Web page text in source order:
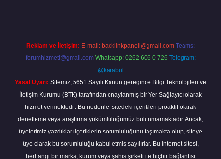
Reklam ve İletişim: E-mail: backlinkpaneli@gmail.com Teams:
forumhizmeti@gmail.com Whatsapp: 0262 606 0 726 Telegram:
@karabul
Yasal Uyarı: Sitemiz, 5651 Sayılı Kanun gereğince Bilgi Teknolojileri ve
İletişim Kurumu (BTK) tarafından onaylanmış bir Yer Sağlayıcı olarak
hizmet vermektedir. Bu nedenle, sitedeki içerikleri proaktif olarak
denetleme veya araştırma yükümlülüğümüz bulunmamaktadır. Ancak,
üyelerimiz yazdıkları içeriklerin sorumluluğunu taşımakta olup, siteye
üye olarak bu sorumluluğu kabul etmiş sayılırlar. Bu internet sitesi,
herhangi bir marka, kurum veya şahıs şirketi ile hiçbir bağlantısı